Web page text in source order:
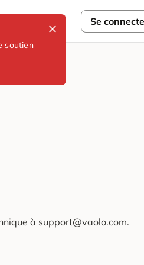
soutien
Se
à support@vaolo.com.